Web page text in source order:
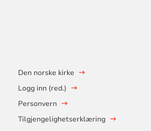
Den norske kirke
Logg inn (red.)
Personvern
Tilgjengelighetserklæring